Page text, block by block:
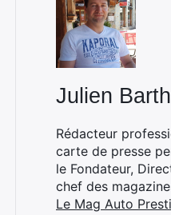
Julien
Rédacteur
carte de presse
le Fondateur,
chef des
Le Mag Auto